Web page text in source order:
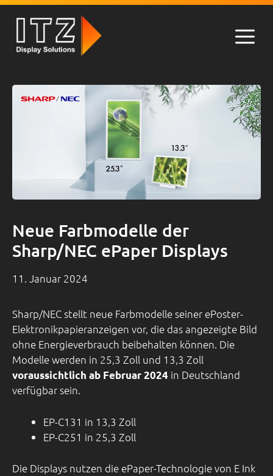
Zum
Inhalt
Neue Farbmodelle der
Sharp/NEC ePaper Displays
11. Januar 2024
Sharp/NEC stellt neue Farbmodelle seiner ePoster-
Elektronikpapieranzeigen vor, die das angezeigte Bild
ohne Energieverbrauch beibehalten können. Die
Modelle werden in 25,3 Zoll und 13,3 Zoll
voraussichtlich ab Februar 2024 in Deutschland
verfügbar sein.
EP-C131 in 13,3 Zoll
EP-C251 in 25,3 Zoll
Die Displays nutzen die ePaper-Technologie von E Ink